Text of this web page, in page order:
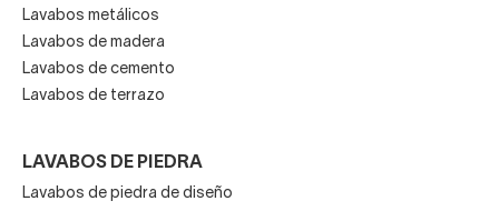
Lavabos metálicos
Lavabos de madera
Lavabos de cemento
Lavabos de terrazo
LAVABOS DE PIEDRA
Lavabos de piedra de diseño